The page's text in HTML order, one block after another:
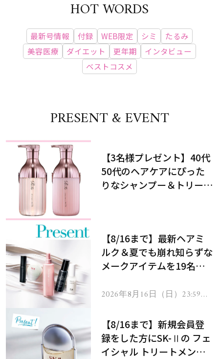
HOT WORDS
最新号情報 付録 WEB限定 シミ
たるみ
美容医療
ダイエット 更年期
インタビュー
ベストコスメ
PRESENT & EVENT
【3名様プレゼント】40代
50代のヘアケアにぴった
りなシャンプー＆トリート
【8/16まで】最新ヘアミ
ルク＆夏でも崩れ知らずな
メークアイテムを19名様
2026年8月16日（日）23:59ま
【8/16まで】新規会員登
録をした方にSK-Ⅱの フェ
イシャル トリートメント